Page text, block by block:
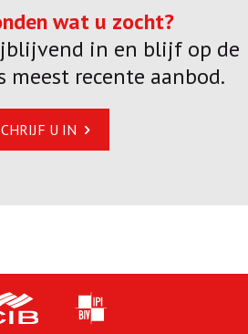
wat u zocht?
in en blijf op de
meest recente aanbod.
U IN